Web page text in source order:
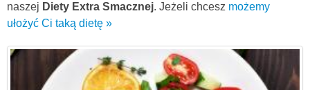
naszej Diety Extra Smacznej. Jeżeli chcesz możemy
ułożyć Ci taką dietę »